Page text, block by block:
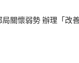
局關懷弱勢 辦理「改